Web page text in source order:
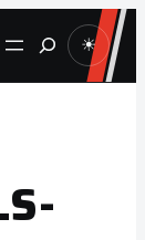
Suche ☀